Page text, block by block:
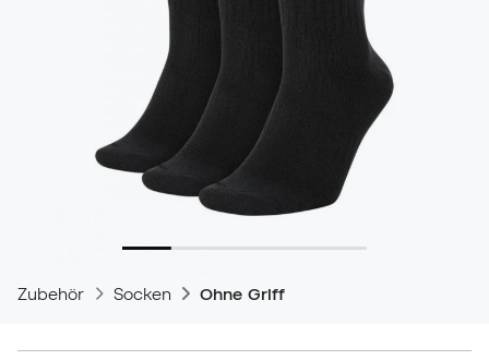
Zubehör Socken Ohne Griff